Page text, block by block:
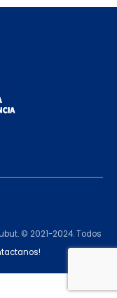
© 2021-2024. Todos